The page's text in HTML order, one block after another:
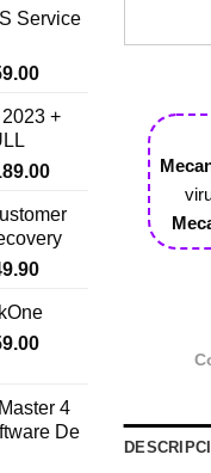
Service
El
actual
$ 59.00.
+
El
actual
es:
El
actual
es:
El
es:
$ 59.00.
4
De